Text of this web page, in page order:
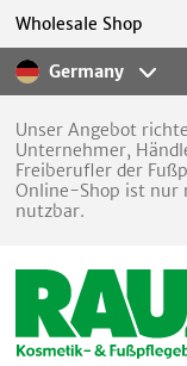
Germany
Wholesale Shop
Unser Angebot
Unternehmer,
Freiberufler der
Online-Shop ist nur
nutzbar.